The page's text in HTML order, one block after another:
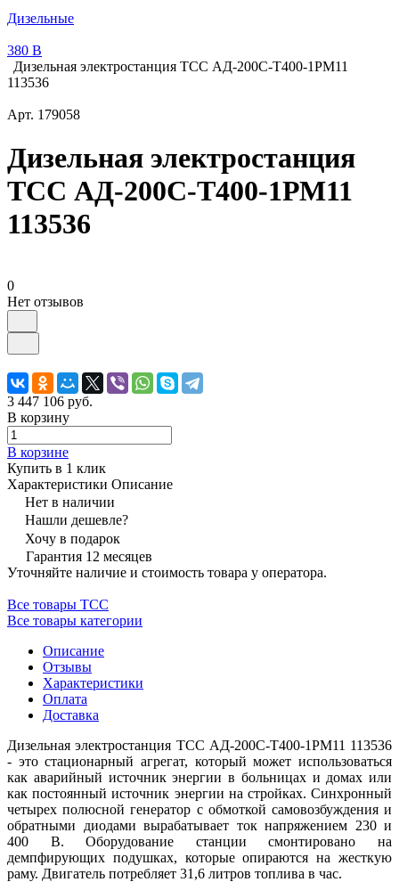
Дизельные
380 В
Дизельная электростанция ТСС АД-200С-Т400-1РМ11
113536
Арт. 179058
Дизельная электростанция
ТСС АД-200С-Т400-1РМ11
113536
0
Нет отзывов
3 447 106 руб.
В корзину
В корзине
Купить в 1 клик
Характеристики Описание
Нет в наличии
Нашли дешевле?
Хочу в подарок
Гарантия 12 месяцев
Уточняйте наличие и стоимость товара у оператора.
Все товары ТСС
Все товары категории
Описание
Отзывы
Характеристики
Оплата
Доставка
Дизельная электростанция ТСС АД-200С-Т400-1РМ11 113536
- это стационарный агрегат, который может использоваться
как аварийный источник энергии в больницах и домах или
как постоянный источник энергии на стройках. Синхронный
четырех полюсной генератор с обмоткой самовозбуждения и
обратными диодами вырабатывает ток напряжением 230 и
400 В. Оборудование станции смонтировано на
демпфирующих подушках, которые опираются на жесткую
раму. Двигатель потребляет 31,6 литров топлива в час.